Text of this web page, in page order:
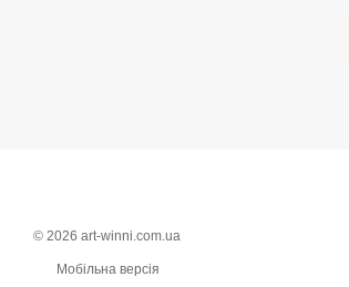
© 2026 art-winni.com.ua
Мобільна версія